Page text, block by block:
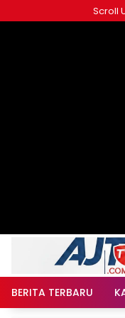
ke
Scroll
BERITA TERBARU